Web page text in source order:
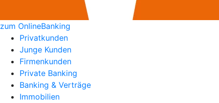
zum OnlineBanking
Privatkunden
Junge Kunden
Firmenkunden
Private Banking
Banking & Verträge
Immobilien